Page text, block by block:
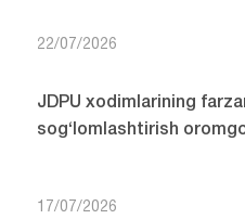
22/07/2026
JDPU xodimlarining
sog‘lomlashtirish
17/07/2026